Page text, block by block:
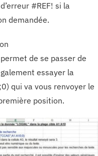
#REF! si la
demandée.
de se passer de
essayer la
qui va vous renvoyer le
position.